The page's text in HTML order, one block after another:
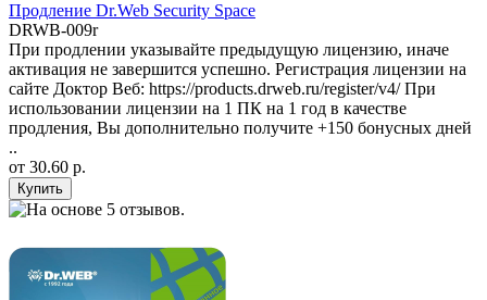
Продление Dr.Web Security Space
DRWB-009r
При продлении указывайте предыдущую лицензию, иначе
активация не завершится успешно. Регистрация лицензии на
сайте Доктор Веб: https://products.drweb.ru/register/v4/ При
использовании лицензии на 1 ПК на 1 год в качестве
продления, Вы дополнительно получите +150 бонусных дней
..
от 30.60 р.